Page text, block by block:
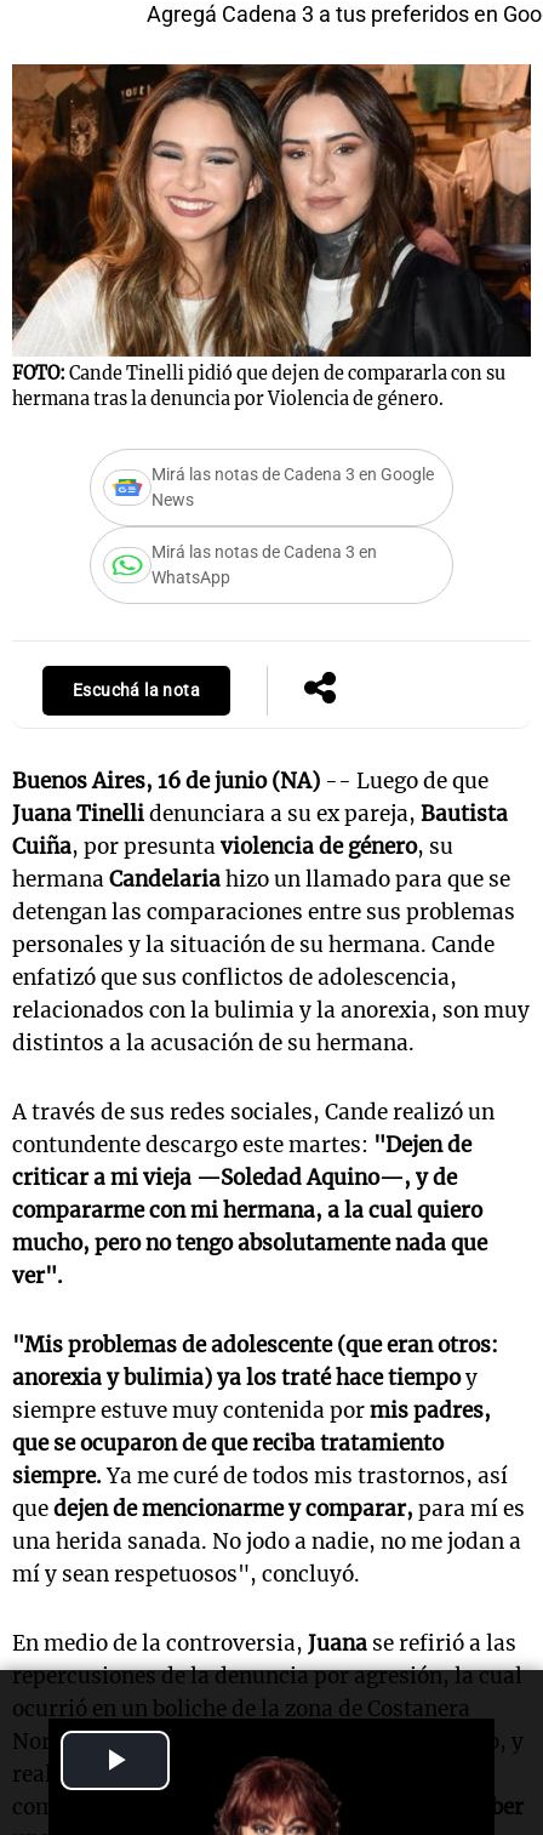
Video
Agregá Cadena 3 a tus preferidos en
FOTO: Cande Tinelli pidió que dejen de compararla con su
hermana tras la denuncia por Violencia de género.
Mirá las notas de Cadena 3 en Google
News
Mirá las notas de Cadena 3 en
WhatsApp
Escuchá la nota
Buenos Aires, 16 de junio (NA) -- Luego de que
Juana Tinellidenunciara a su ex pareja, Bautista
Cuiña, por presuntaviolencia de género, su
hermanaCandelariahizo un llamado para que se
detengan las comparaciones entre sus problemas
personales y la situación de su hermana. Cande
enfatizó que sus conflictos de adolescencia,
relacionados con la bulimia y la anorexia, son muy
distintos a la acusación de su hermana.
A través de sus redes sociales, Cande realizó un
contundente descargo este martes: "Dejen de
criticar a mi vieja —Soledad Aquino—, y de
compararme con mi hermana, a la cual quiero
mucho, pero no tengo absolutamente nada que
ver".
"Mis problemas de adolescente (que eran otros:
anorexia y bulimia) ya los traté hace tiempoy
siempre estuve muy contenida pormis padres,
que se ocuparon de que reciba tratamiento
siempre.Ya me curé de todos mis trastornos, así
quedejen de mencionarme y comparar, para mí es
una herida sanada. No jodo a nadie, no me jodan a
mí y sean respetuosos", concluyó.
En medio de la controversia, Juana se refirió a las
repercusiones de la denuncia por agresión, la cual
ocurrió en un boliche de la zona de Costanera
Norte. La joven expresó: "Desde lo más humano, y
realmente sin entender cuando escuchás frases
como
‘queremos saber la verdad, no quieren saber